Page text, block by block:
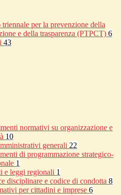
triennale per la prevenzione della
e della trasparenza (PTPCT) 6
43
normativi su organizzazione e
10
generali 22
di programmazione strategico-
1
e leggi regionali 1
disciplinare e codice di condotta 8
per cittadini e imprese 6